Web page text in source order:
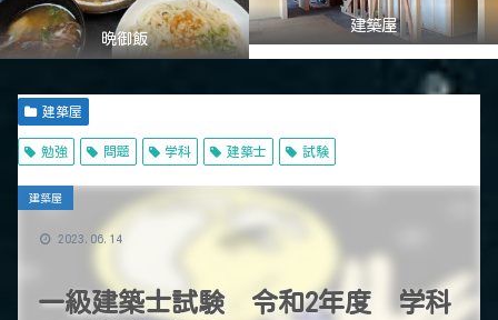
晩御飯
建築屋
建築屋
勉強 問題 学科 建築士 試験
一級建築士試験 令和2年度 学科
建築屋
2023.06.14